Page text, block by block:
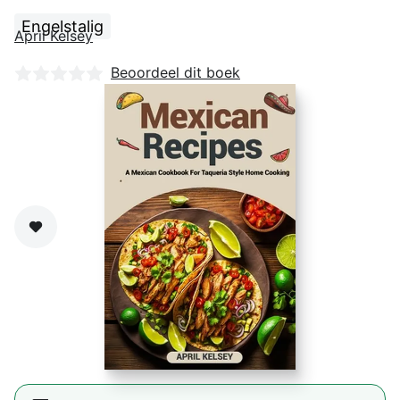
Engelstalig
April Kelsey
Nog geen beoordelingen
Beoordeel dit boek
Zet op verlanglijst